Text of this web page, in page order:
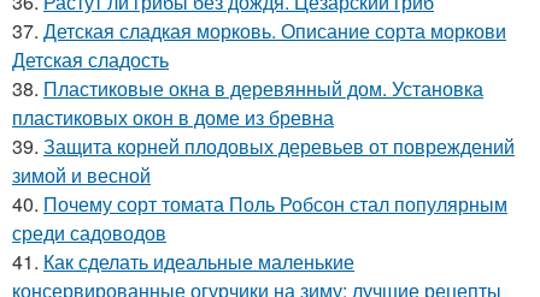
37. Детская сладкая морковь. Описание сорта моркови
Детская сладость
38. Пластиковые окна в деревянный дом. Установка
пластиковых окон в доме из бревна
39. Защита корней плодовых деревьев от повреждений
зимой и весной
40. Почему сорт томата Поль Робсон стал популярным
среди садоводов
41. Как сделать идеальные маленькие
консервированные огурчики на зиму: лучшие рецепты